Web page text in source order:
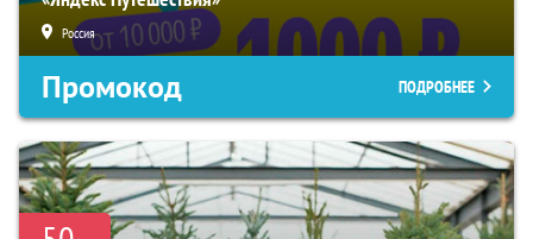
Россия
Промокод ПОДРОБНЕЕ